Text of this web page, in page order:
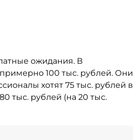
ожидания. В
100 тыс. рублей. Они
хотят 75 тыс. рублей в
тыс. рублей (на 20 тыс.